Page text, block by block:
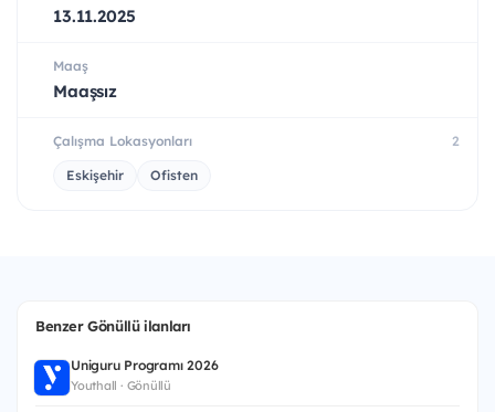
13.11.2025
Maaş
Maaşsız
Çalışma Lokasyonları 2
Eskişehir Ofisten
Benzer Gönüllü ilanları
Uniguru Programı 2026
Youthall · Gönüllü